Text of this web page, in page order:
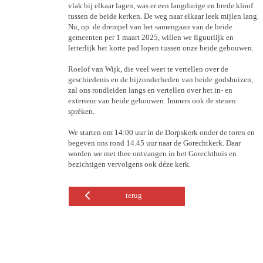
vlak bij elkaar lagen, was er een langdurige en brede kloof
tussen de beide kerken. De weg naar elkaar leek mijlen lang.
Nu, op de drempel van het samengaan van de beide
gemeenten per 1 maart 2025, willen we figuurlijk en
letterlijk het korte pad lopen tussen onze beide gebouwen.
Roelof van Wijk, die veel weet te vertellen over de
geschiedenis en de bijzonderheden van beide godshuizen,
zal ons rondleiden langs en vertellen over het in- en
exterieur van beide gebouwen. Immers ook de stenen
spréken.
We starten om 14:00 uur in de Dorpskerk onder de toren en
begeven ons rond 14.45 uur naar de Gorechtkerk. Daar
worden we met thee ontvangen in het Gorechthuis en
bezichtigen vervolgens ook déze kerk.
terug